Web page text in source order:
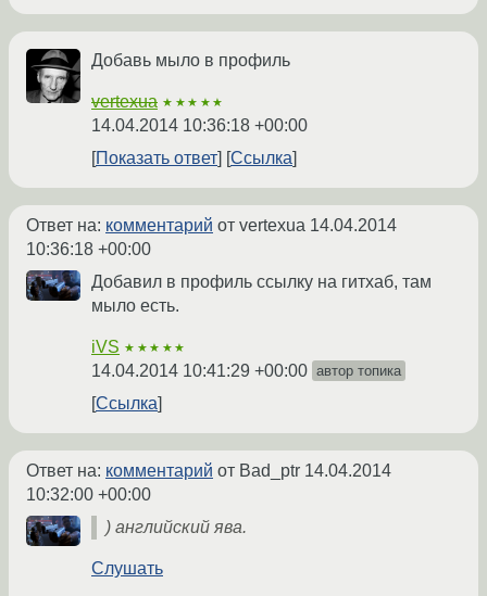
Добавь мыло в профиль
vertexua ★★★★★
14.04.2014 10:36:18 +00:00
Показать ответ
Ссылка
Ответ на: комментарий от vertexua 14.04.2014
10:36:18 +00:00
Добавил в профиль ссылку на гитхаб, там
мыло есть.
iVS ★★★★★
14.04.2014 10:41:29 +00:00 автор топика
Ссылка
Ответ на: комментарий от Bad_ptr 14.04.2014
10:32:00 +00:00
) английский ява.
Слушать